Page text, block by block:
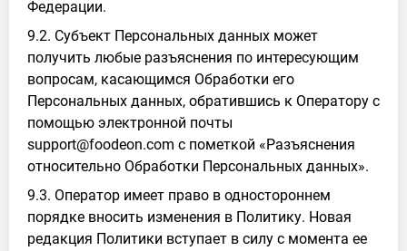
Федерации.
9.2. Субъект Персональных данных может
получить любые разъяснения по интересующим
вопросам, касающимся Обработки его
Персональных данных, обратившись к Оператору с
помощью электронной почты
support@foodeon.com с пометкой «Разъяснения
относительно Обработки Персональных данных».
9.3. Оператор имеет право в одностороннем
порядке вносить изменения в Политику. Новая
редакция Политики вступает в силу с момента ее